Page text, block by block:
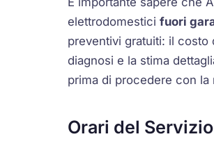
elettrodomesticifuori
preventivi gratuiti: il
diagnosi e la stima
prima di procedere con la
Orari del Servizio